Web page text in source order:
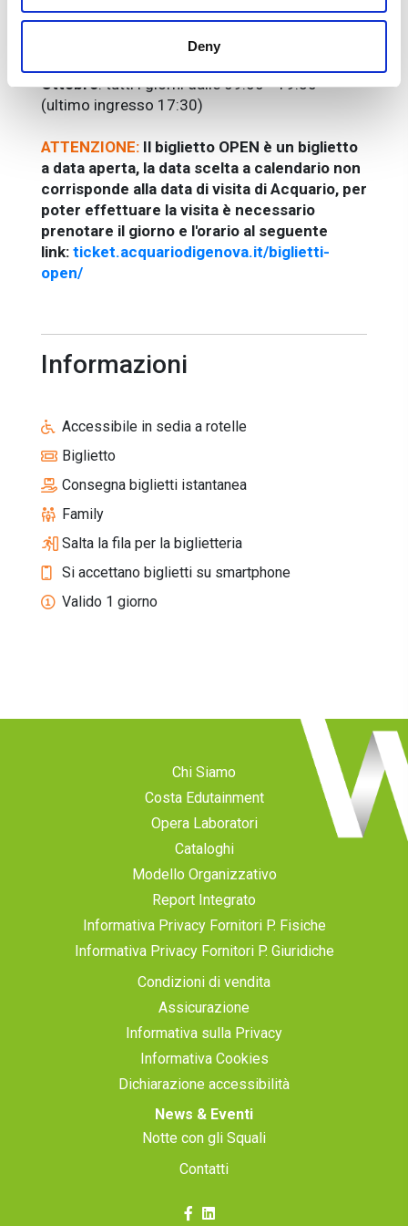
Deny
18:00)
: tutti i giorni dalle 08:30
Ottobre: tutti i giorni dalle 09:00 - 19:30
(ultimo ingresso 17:30)
ATTENZIONE: Il biglietto OPEN è un biglietto
a data aperta, la data scelta a calendario non
corrisponde alla data di visita di Acquario, per
poter effettuare la visita è necessario
prenotare il giorno e l'orario al seguente
link: ticket.acquariodigenova.it/biglietti-
open/
Informazioni
Accessibile in sedia a rotelle
Biglietto
Consegna biglietti istantanea
Family
Salta la fila per la biglietteria
Si accettano biglietti su smartphone
Valido 1 giorno
Chi Siamo
Costa Edutainment
Opera Laboratori
Cataloghi
Modello Organizzativo
Report Integrato
Informativa Privacy Fornitori P. Fisiche
Informativa Privacy Fornitori P. Giuridiche
Condizioni di vendita
Assicurazione
Informativa sulla Privacy
Informativa Cookies
Dichiarazione accessibilità
News & Eventi
Notte con gli Squali
Contatti